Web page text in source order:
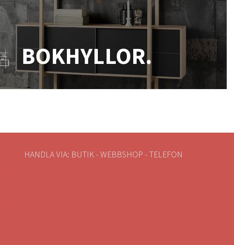
BOKHYLLOR.
HANDLA VIA: BUTIK - WEBBSHOP - TELEFON